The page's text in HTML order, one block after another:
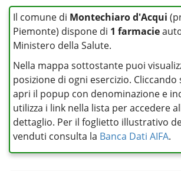
Il comune di Montechiaro d'Acqui
Piemonte) dispone di 1 farmacie
Ministero della Salute.
Nella mappa sottostante puoi
posizione di ogni esercizio.
apri il popup con denominazione e
utilizza i link nella lista per accedere
dettaglio. Per il foglietto illustrativo
venduti consulta la Banca Dati AIFA.